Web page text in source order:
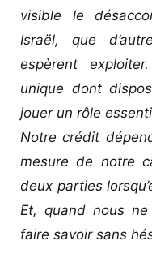
visible le
Israël, que
espèrent
unique dont
jouer un rôle
Notre crédit
mesure de notre
deux parties
Et, quand nous
faire savoir sans